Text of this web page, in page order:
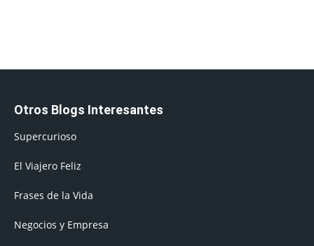
Otros Blogs Interesantes
Supercurioso
El Viajero Feliz
Frases de la Vida
Negocios y Empresa